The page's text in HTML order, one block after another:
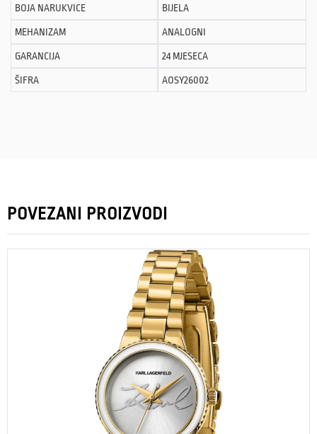
BOJA NARUKVICE BIJELA
MEHANIZAM ANALOGNI
GARANCIJA 24 MJESECA
ŠIFRA AOSY26002
POVEZANI PROIZVODI